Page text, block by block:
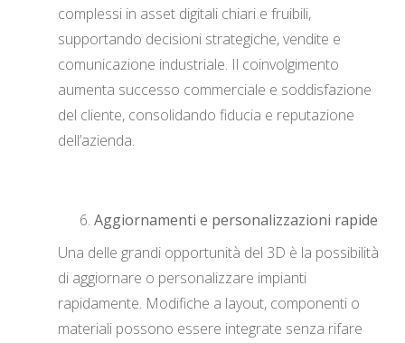
complessi in asset digitali chiari e fruibili,
supportando decisioni strategiche, vendite e
comunicazione industriale. Il coinvolgimento
aumenta successo commerciale e soddisfazione
del cliente, consolidando fiducia e reputazione
dell’azienda.
Aggiornamenti e personalizzazioni rapide
Una delle grandi opportunità del 3D è la possibilità
di aggiornare o personalizzare impianti
rapidamente. Modifiche a layout, componenti o
materiali possono essere integrate senza rifare